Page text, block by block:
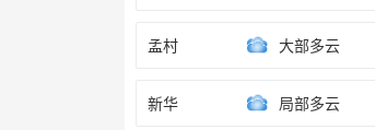
孟村 大部多云
新华 局部多云